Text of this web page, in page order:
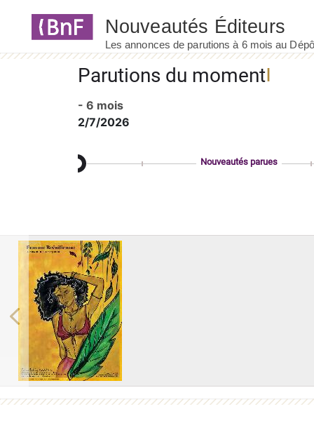
Parutions du moment
- 6 mois
2/7/2026
Nouveautés parues
Previous